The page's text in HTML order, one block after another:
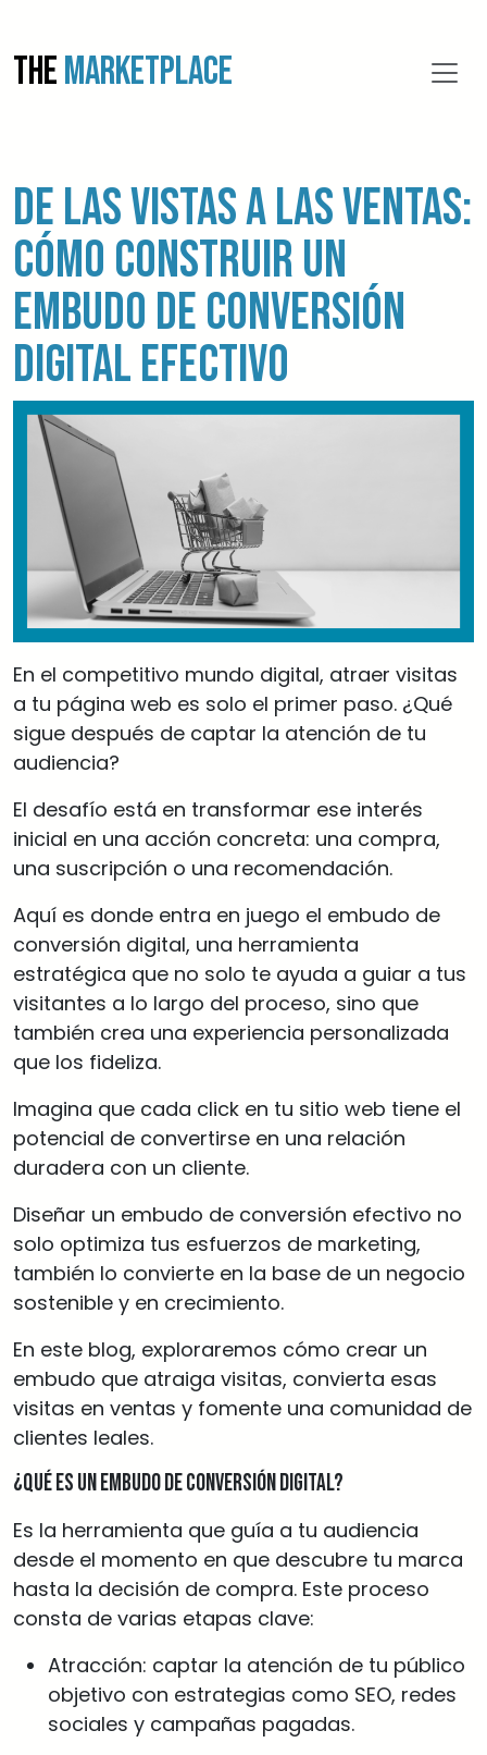
THEMARKETPLACE
De las vistas a las ventas:
cómo construir un
embudo de conversión
digital efectivo
En el competitivo mundo digital, atraer visitas
a tu página web es solo el primer paso. ¿Qué
sigue después de captar la atención de tu
audiencia?
El desafío está en transformar ese interés
inicial en una acción concreta: una compra,
una suscripción o una recomendación.
Aquí es donde entra en juego el embudo de
conversión digital, una herramienta
estratégica que no solo te ayuda a guiar a tus
visitantes a lo largo del proceso, sino que
también crea una experiencia personalizada
que los fideliza.
Imagina que cada click en tu sitio web tiene el
potencial de convertirse en una relación
duradera con un cliente.
Diseñar un embudo de conversión efectivo no
solo optimiza tus esfuerzos de marketing,
también lo convierte en la base de un negocio
sostenible y en crecimiento.
En este blog, exploraremos cómo crear un
embudo que atraiga visitas, convierta esas
visitas en ventas y fomente una comunidad de
clientes leales.
¿Qué es un embudo de conversión digital?
Es la herramienta que guía a tu audiencia
desde el momento en que descubre tu marca
hasta la decisión de compra. Este proceso
consta de varias etapas clave:
Atracción: captar la atención de tu público
objetivo con estrategias como SEO, redes
sociales y campañas pagadas.